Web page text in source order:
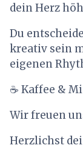
dein Herz
Du
kreativ sein
eigenen
☕ Kaffee &
Wir freuen
Herzlichst